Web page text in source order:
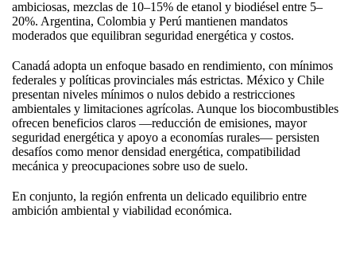
ambiciosas, mezclas de 10–15% de etanol y biodiésel entre 5–
20%. Argentina, Colombia y Perú mantienen mandatos
moderados que equilibran seguridad energética y costos.
Canadá adopta un enfoque basado en rendimiento, con mínimos
federales y políticas provinciales más estrictas. México y Chile
presentan niveles mínimos o nulos debido a restricciones
ambientales y limitaciones agrícolas. Aunque los biocombustibles
ofrecen beneficios claros —reducción de emisiones, mayor
seguridad energética y apoyo a economías rurales— persisten
desafíos como menor densidad energética, compatibilidad
mecánica y preocupaciones sobre uso de suelo.
En conjunto, la región enfrenta un delicado equilibrio entre
ambición ambiental y viabilidad económica.